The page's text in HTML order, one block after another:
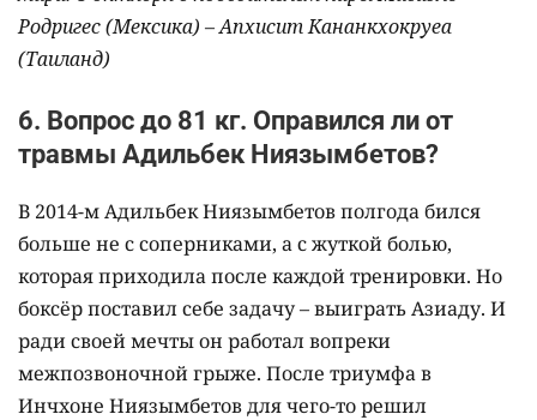
Родригес (Мексика) –Апхисит Кананкхокруеа
(Таиланд)
6. Вопрос до 81 кг. Оправился ли от
травмы Адильбек Ниязымбетов?
В 2014-м Адильбек Ниязымбетов полгода бился
больше не с соперниками, а с жуткой болью,
которая приходила после каждой тренировки. Но
боксёр поставил себе задачу – выиграть Азиаду. И
ради своей мечты он работал вопреки
межпозвоночной грыже. После триумфа в
Инчхоне Ниязымбетов для чего-то решил